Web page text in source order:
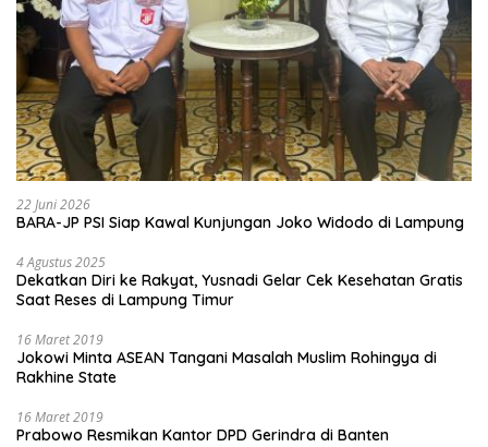
22 Juni 2026
BARA-JP PSI Siap Kawal Kunjungan Joko Widodo di Lampung
4 Agustus 2025
Dekatkan Diri ke Rakyat, Yusnadi Gelar Cek Kesehatan Gratis
Saat Reses di Lampung Timur
16 Maret 2019
Jokowi Minta ASEAN Tangani Masalah Muslim Rohingya di
Rakhine State
16 Maret 2019
Prabowo Resmikan Kantor DPD Gerindra di Banten